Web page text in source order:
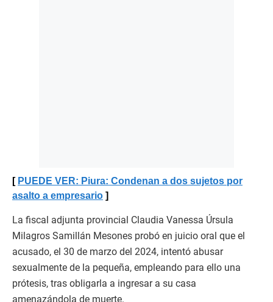
PUEDE VER: Piura: Condenan a dos sujetos por
asalto a empresario
La fiscal adjunta provincial Claudia Vanessa Úrsula
Milagros Samillán Mesones probó en juicio oral que el
acusado, el 30 de marzo del 2024, intentó abusar
sexualmente de la pequeña, empleando para ello una
prótesis, tras obligarla a ingresar a su casa
amenazándola de muerte.